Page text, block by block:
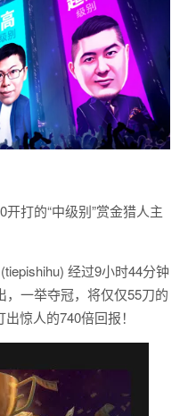
开打的“中级别”赏金猎人主
(tiepishihu) 经过9小时44分钟
一举夺冠，将仅仅55刀的
惊人的740倍回报！